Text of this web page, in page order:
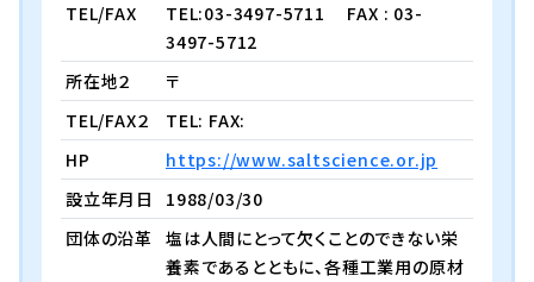
TEL/FAX
TEL:03-3497-5711
FAX : 03-
3497-5712
所在地２
〒
TEL/FAX２
TEL: FAX:
HP
https://www.saltscience.or.jp
設立年月日
1988/03/30
団体の沿革
塩は人間にとって欠くことのできない栄
養素であるとともに、各種工業用の原材